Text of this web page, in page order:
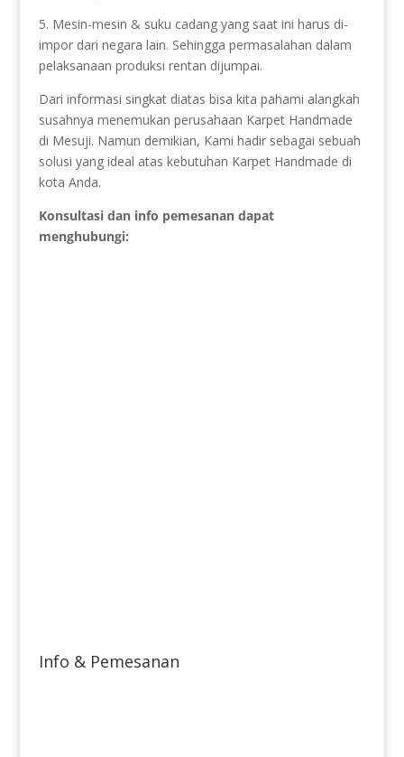
5. Mesin-mesin & suku cadang yang saat ini harus di-
impor dari negara lain. Sehingga permasalahan dalam
pelaksanaan produksi rentan dijumpai.
Dari informasi singkat diatas bisa kita pahami alangkah
susahnya menemukan perusahaan Karpet Handmade
di Mesuji. Namun demikian, Kami hadir sebagai sebuah
solusi yang ideal atas kebutuhan Karpet Handmade di
kota Anda.
Konsultasi dan info pemesanan dapat
menghubungi:
Info & Pemesanan